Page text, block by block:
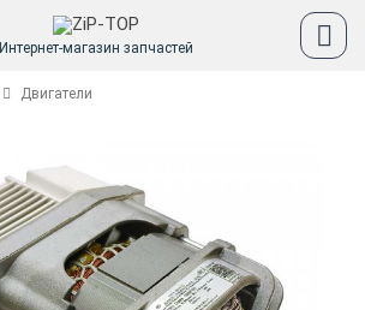
Интернет-магазин запчастей
Двигатели